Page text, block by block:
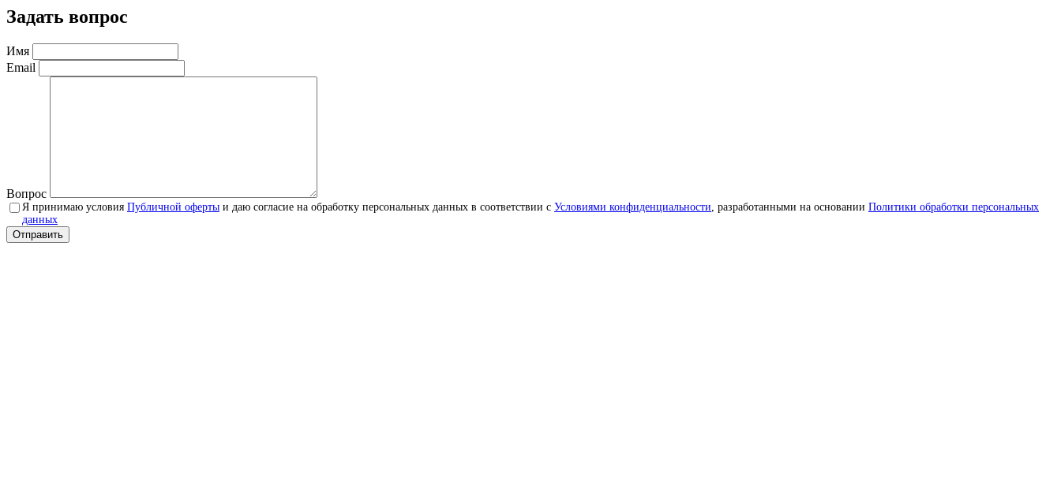
Задать вопрос
Имя
Email
Вопрос
Я принимаю условия Публичной оферты и даю согласие на обработку персональных данных в соответствии с Условиями конфиденциальности , разработанными на основании Политики обработки персональных
данных